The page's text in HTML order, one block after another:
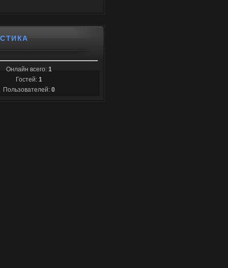
Онлайн всего: 1
Гостей: 1
Пользователей: 0